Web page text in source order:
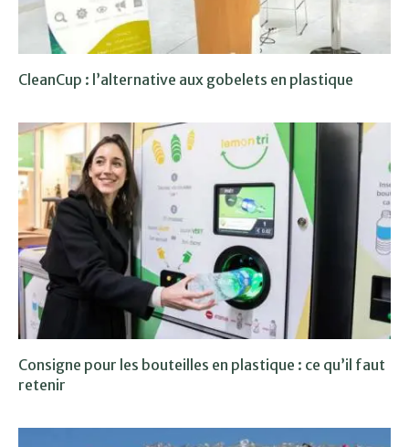
CleanCup : l’alternative aux gobelets en plastique
Consigne pour les bouteilles en plastique : ce qu’il faut
retenir